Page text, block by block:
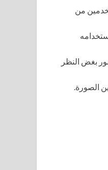
من
بغض النظر
الصورة.